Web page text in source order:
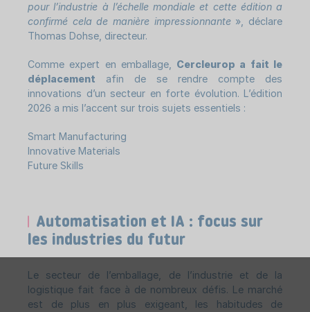
pour l’industrie à l’échelle mondiale et cette édition a
confirmé cela de manière impressionnante», déclare
Thomas Dohse, directeur.
Comme expert en emballage, Cercleurop a fait le
déplacement afin de se rendre compte des
innovations d’un secteur en forte évolution. L’édition
2026 a mis l’accent sur trois sujets essentiels :
Smart Manufacturing
Innovative Materials
Future Skills
Automatisation et IA : focus sur
les industries du futur
Le secteur de l’emballage, de l’industrie et de la
logistique fait face à de nombreux défis. Le marché
est de plus en plus exigeant, les habitudes de